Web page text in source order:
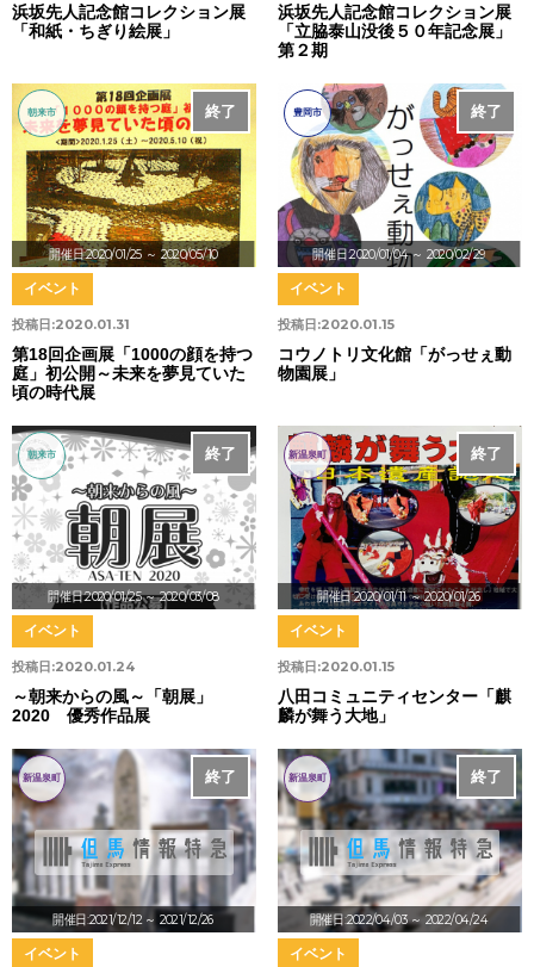
浜坂先人記念館コレクション展
「和紙・ちぎり絵展」
浜坂先人記念館コレクション展
「立脇泰山没後５０年記念展」
第２期
開催日:2020/01/25 ～ 2020/05/10
終了
朝来市
投稿日:2020.01.31
イベント
第18回企画展「1000の顔を持つ
庭」初公開～未来を夢見ていた
頃の時代展
開催日:2020/01/04～ 2020/02/29
終了
豊岡市
投稿日:2020.01.15
イベント
コウノトリ文化館「がっせぇ動
物園展」
開催日:2020/01/25～ 2020/03/08
終了
朝来市
投稿日:2020.01.24
イベント
～朝来からの風～「朝展」
2020 優秀作品展
開催日:2020/01/11～ 2020/01/26
終了
新温泉町
投稿日:2020.01.15
イベント
八田コミュニティセンター「麒
麟が舞う大地」
開催日:2021/12/12 ～ 2021/12/26
終了
新温泉町
イベント
開催日:2022/04/03～ 2022/04/24
終了
新温泉町
イベント